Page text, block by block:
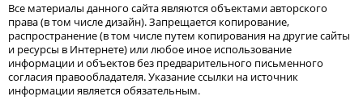
Все материалы данного сайта являются объектами авторского
права (в том числе дизайн). Запрещается копирование,
распространение (в том числе путем копирования на другие сайты
и ресурсы в Интернете) или любое иное использование
информации и объектов без предварительного письменного
согласия правообладателя. Указание ссылки на источник
информации является обязательным.